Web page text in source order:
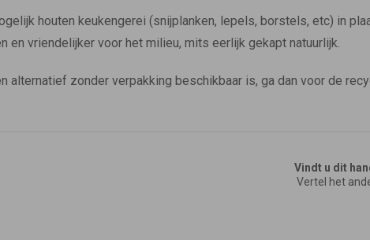
houten keukengerei (snijplanken, lepels, borstels, etc) in
en vriendelijker voor het milieu, mits eerlijk gekapt natuurlijk.
alternatief zonder verpakking beschikbaar is, ga dan voor de
Vindt u dit
Vertel het